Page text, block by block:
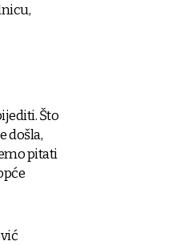
Što
došla,
pitati